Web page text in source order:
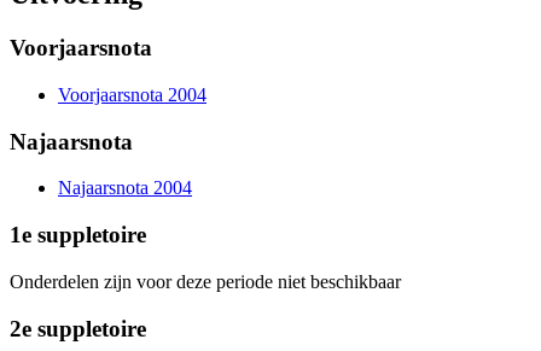
Voorjaarsnota
Voorjaarsnota 2004
Najaarsnota
Najaarsnota 2004
1e suppletoire
Onderdelen zijn voor deze periode niet beschikbaar
2e suppletoire